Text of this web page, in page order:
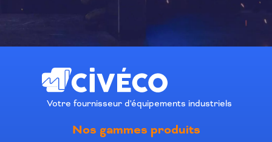
Votre fournisseur d'équipements industriels
Nos gammes produits